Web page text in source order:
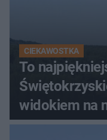
CIEKAWOSTKA
To
widokiem na